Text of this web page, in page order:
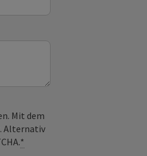
Mit dem
Alternativ
*